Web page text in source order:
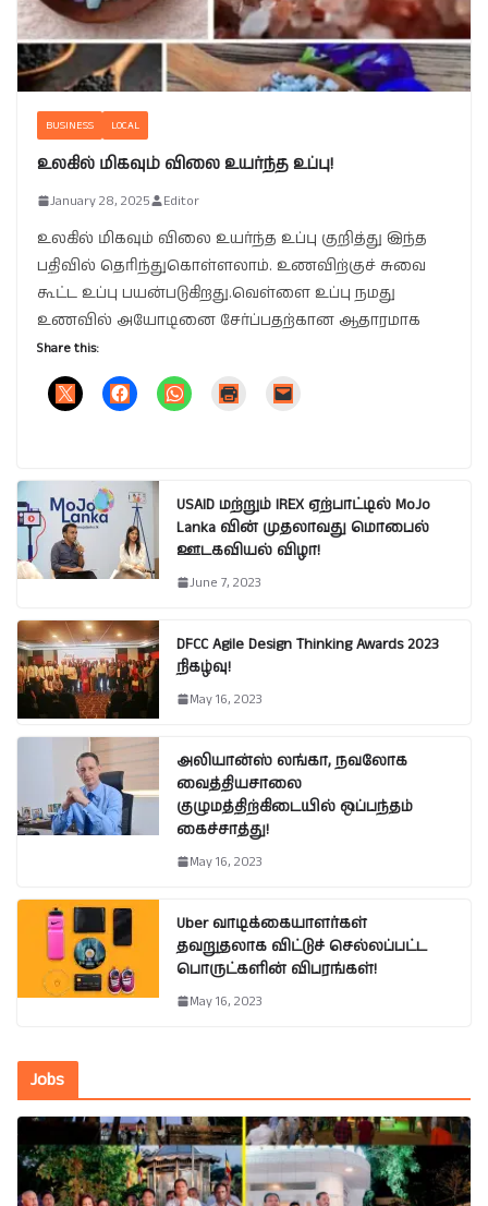
BUSINESS LOCAL
உலகில் மிகவும் விலை உயர்ந்த உப்பு!
January 28, 2025 Editor
உலகில் மிகவும் விலை உயர்ந்த உப்பு குறித்து இந்த
பதிவில் தெரிந்துகொள்ளலாம். உணவிற்குச் சுவை
கூட்ட உப்பு பயன்படுகிறது.வெள்ளை உப்பு நமது
உணவில் அயோடினை சேர்ப்பதற்கான ஆதாரமாக
Share this:
USAID மற்றும் IREX ஏற்பாட்டில் MoJo
Lanka வின் முதலாவது மொபைல்
ஊடகவியல் விழா!
June 7, 2023
DFCC Agile Design Thinking Awards 2023
நிகழ்வு!
May 16, 2023
அலியான்ஸ் லங்கா, நவலோக
வைத்தியசாலை
குழுமத்திற்கிடையில் ஒப்பந்தம்
கைச்சாத்து!
May 16, 2023
Uber வாடிக்கையாளர்கள்
தவறுதலாக விட்டுச் செல்லப்பட்ட
பொருட்களின் விபரங்கள்!
May 16, 2023
Jobs